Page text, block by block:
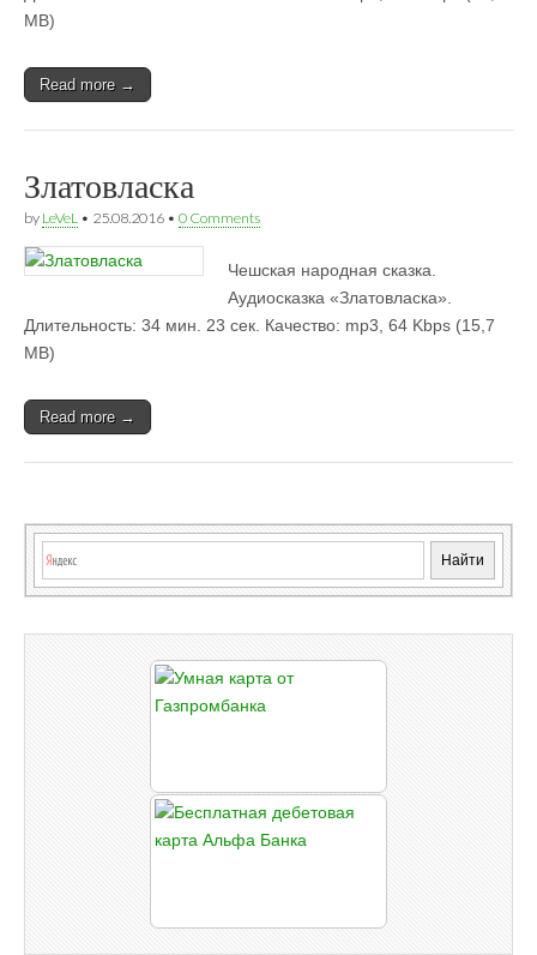
MB)
Read more →
Златовласка
by LeVeL • 25.08.2016 • 0 Comments
Чешская народная сказка.
Аудиосказка «Златовласка».
Длительность: 34 мин. 23 сек. Качество: mp3, 64 Kbps (15,7
MB)
Read more →